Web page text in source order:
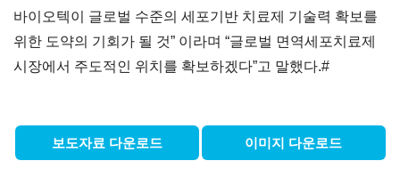
바이오텍이 글로벌 수준의 세포기반 치료제 기술력 확보를
위한 도약의 기회가 될 것” 이라며 “글로벌 면역세포치료제
시장에서 주도적인 위치를 확보하겠다”고 말했다.#
보도자료 다운로드 이미지 다운로드